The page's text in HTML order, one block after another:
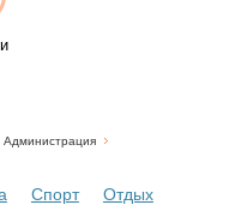
Администрация
Спорт
Отдых